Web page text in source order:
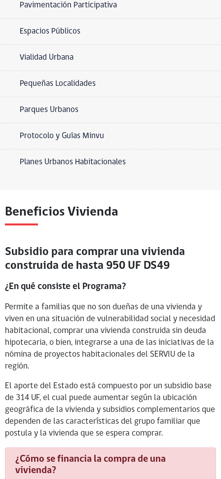
Pavimentación Participativa
Espacios Públicos
Vialidad Urbana
Pequeñas Localidades
Parques Urbanos
Protocolo y Guías Minvu
Planes Urbanos Habitacionales
Beneficios Vivienda
Subsidio para comprar una vivienda
construida de hasta 950 UF DS49
¿En qué consiste el Programa?
Permite a familias que no son dueñas de una vivienda y
viven en una situación de vulnerabilidad social y necesidad
habitacional, comprar una vivienda construida sin deuda
hipotecaria, o bien, integrarse a una de las iniciativas de la
nómina de proyectos habitacionales del SERVIU de la
región.
El aporte del Estado está compuesto por un subsidio base
de 314 UF, el cual puede aumentar según la ubicación
geográfica de la vivienda y subsidios complementarios que
dependen de las características del grupo familiar que
postula y la vivienda que se espera comprar.
¿Cómo se financia la compra de una
vivienda?